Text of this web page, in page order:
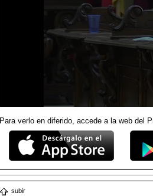
Para verlo en diferido, accede a la web del
subir